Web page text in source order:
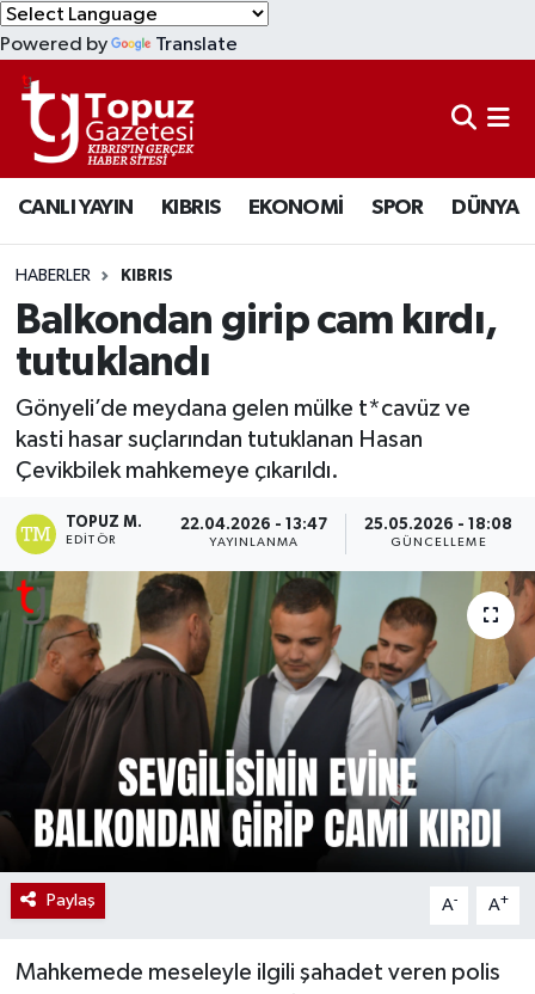
Powered by Translate
CANLI YAYIN KIBRIS EKONOMİ SPOR DÜNYA
HABERLER KIBRIS
Balkondan girip cam kırdı,
tutuklandı
Gönyeli’de meydana gelen mülke t*cavüz ve
kasti hasar suçlarından tutuklanan Hasan
Çevikbilek mahkemeye çıkarıldı.
TOPUZ M.
EDITÖR
22.04.2026 - 13:47
YAYINLANMA
25.05.2026 - 18:08
GÜNCELLEME
Paylaş A- A+
Mahkemede meseleyle ilgili şahadet veren polis
KIBRIS
DÜNYA
EKONOMİ
MAGAZİN
SAĞLIK
SPOR
TEKNOLOJİ
TÜRKİYE
Lefkoşa Nöbetçi Eczaneler
Lefkoşa Hava Durumu
Lefkoşa Trafik Yoğunluk Haritası
Süper Lig Puan Durumu ve Fikstür
Tüm Manşetler
Son Dakika Haberleri
Haber Arşivi